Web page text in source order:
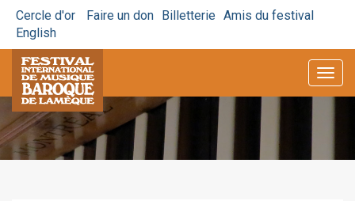
Cercle d'or Faire un don Billetterie Amis du festival
English